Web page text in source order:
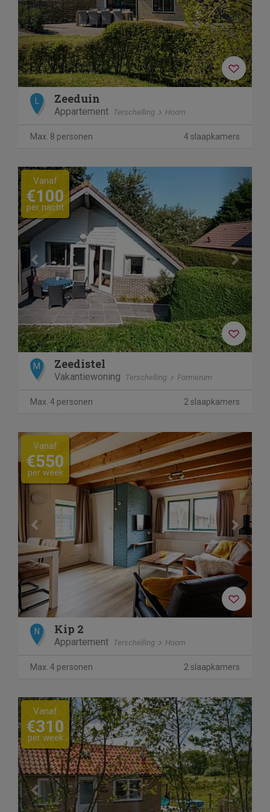
L Zeeduin
Appartement Terschelling Hoorn
Max. 8 personen 4 slaapkamers
Previous Next
Vanaf
€100
per nacht
M Zeedistel
Vakantiewoning Terschelling Formerum
Max. 4 personen 2 slaapkamers
Previous Next
Vanaf
€550
per week
N Kip 2
Appartement Terschelling Hoorn
Max. 4 personen 2 slaapkamers
Previous Next
Vanaf
€310
per week